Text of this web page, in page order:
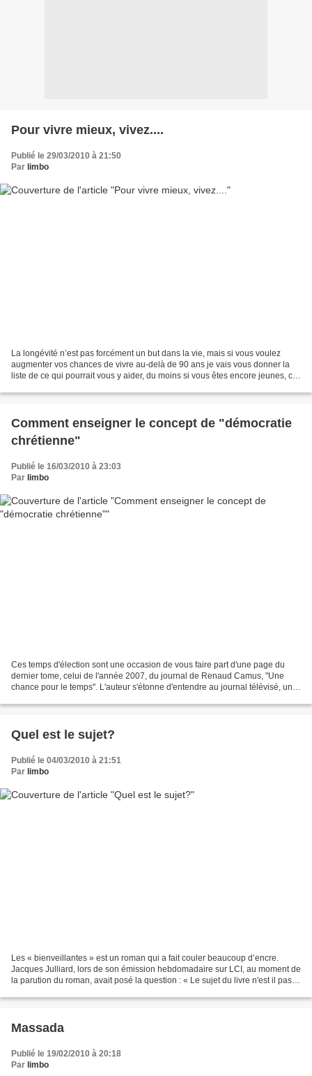
Pour vivre mieux, vivez....
Publié le 29/03/2010 à 21:50
Par limbo
La longévité n’est pas forcément un but dans la vie, mais si vous voulez
augmenter vos chances de vivre au-delà de 90 ans je vais vous donner la
liste de ce qui pourrait vous y aider, du moins si vous êtes encore jeunes, car
Comment enseigner le concept de "démocratie
chrétienne"
Publié le 16/03/2010 à 23:03
Par limbo
Ces temps d'élection sont une occasion de vous faire part d'une page du
dernier tome, celui de l'année 2007, du journal de Renaud Camus, "Une
chance pour le temps". L'auteur s'étonne d'entendre au journal télévisé, une
Quel est le sujet?
Publié le 04/03/2010 à 21:51
Par limbo
Les « bienveillantes » est un roman qui a fait couler beaucoup d’encre.
Jacques Julliard, lors de son émission hebdomadaire sur LCI, au moment de
la parution du roman, avait posé la question : « Le sujet du livre n'est il pas
Massada
Publié le 19/02/2010 à 20:18
Par limbo